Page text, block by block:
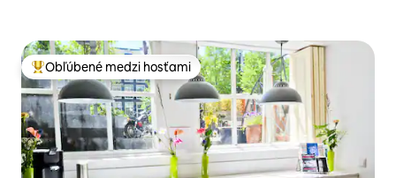
Najobľúbenejšie medzi hosťami
Obľúbené medzi hosťami